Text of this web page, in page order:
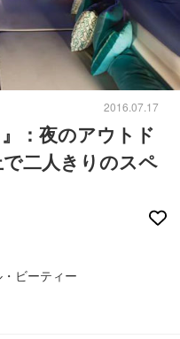
2016.07.17
：夜のアウトド
二人きりのスペ
ビーティー